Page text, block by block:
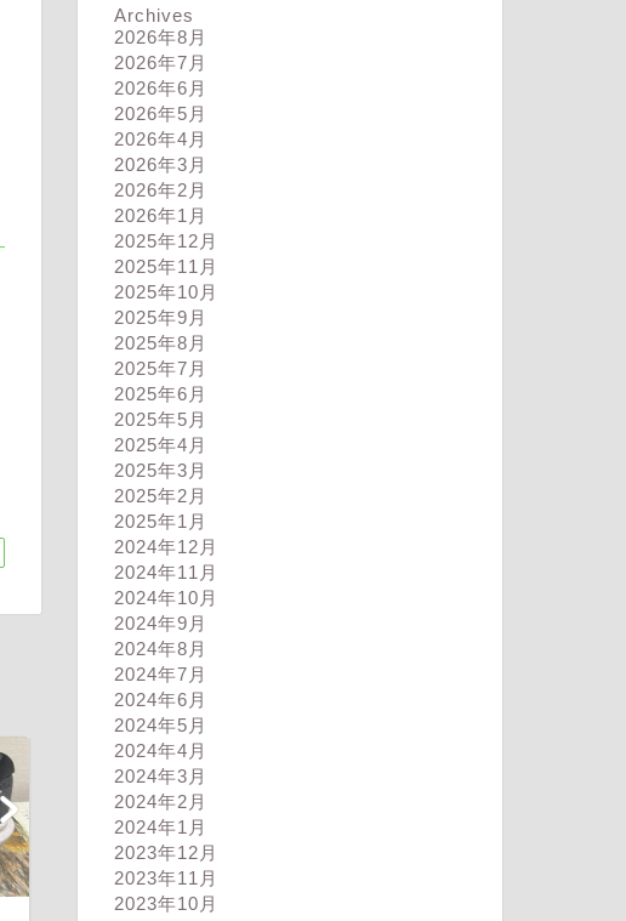
Archives
2026年8月
2026年7月
2026年6月
2026年5月
2026年4月
2026年3月
2026年2月
2026年1月
2025年12月
2025年11月
2025年10月
2025年9月
2025年8月
2025年7月
2025年6月
2025年5月
2025年4月
2025年3月
2025年2月
2025年1月
2024年12月
2024年11月
2024年10月
2024年9月
2024年8月
2024年7月
2024年6月
2024年5月
2024年4月
2024年3月
2024年2月
2024年1月
2023年12月
2023年11月
2023年10月